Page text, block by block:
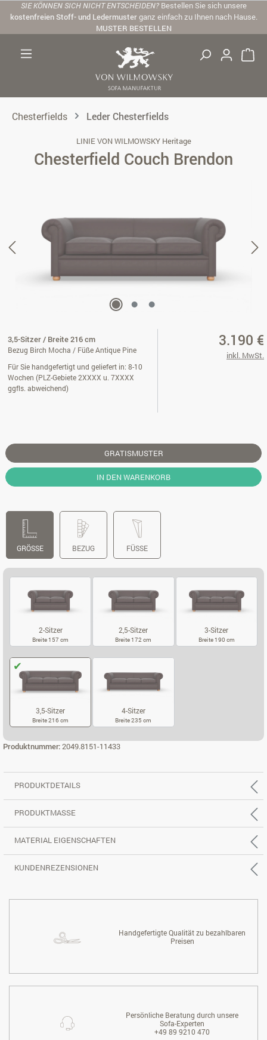
Zum Hauptinhalt springen
SIE KÖNNEN SICH NICHT ENTSCHEIDEN? Bestellen Sie sich unsere
kostenfreien Stoff- und Ledermusterganz einfach zu Ihnen nach Hause.
MUSTER BESTELLEN
Chesterfields Leder Chesterfields
LINIE VON WILMOWSKY Heritage
Chesterfield Couch Brendon
3,5-Sitzer / Breite 216 cm
Bezug Birch Mocha / Füße Antique Pine
Für Sie handgefertigt und geliefert in: 8-10
Wochen (PLZ-Gebiete 2XXXX u. 7XXXX
ggfls. abweichend)
3.190 €
inkl. MwSt.
GRATISMUSTER
IN DEN WARENKORB
GRÖSSE BEZUG FÜSSE
2-Sitzer
Breite 157 cm
2,5-Sitzer
Breite 172 cm
3-Sitzer
Breite 190 cm
3,5-Sitzer
Breite 216 cm
4-Sitzer
Breite 235 cm
Produktnummer:2049.8151-11433
PRODUKTDETAILS
PRODUKTMASSE
MATERIAL EIGENSCHAFTEN
KUNDENREZENSIONEN
Handgefertigte Qualität zu bezahlbaren
Preisen
Persönliche Beratung durch unsere
Sofa-Experten
+49 89 9210 470